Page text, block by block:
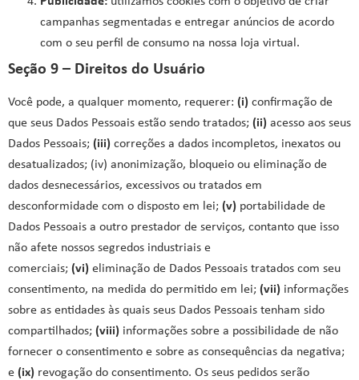
campanhas segmentadas e entregar anúncios de acordo
com o seu perfil de consumo na nossa loja virtual.
Seção 9 – Direitos do Usuário
Você pode, a qualquer momento, requerer: (i) confirmação de
que seus Dados Pessoais estão sendo tratados; (ii) acesso aos seus
Dados Pessoais; (iii) correções a dados incompletos, inexatos ou
desatualizados; (iv) anonimização, bloqueio ou eliminação de
dados desnecessários, excessivos ou tratados em
desconformidade com o disposto em lei; (v) portabilidade de
Dados Pessoais a outro prestador de serviços, contanto que isso
não afete nossos segredos industriais e
comerciais; (vi) eliminação de Dados Pessoais tratados com seu
consentimento, na medida do permitido em lei; (vii) informações
sobre as entidades às quais seus Dados Pessoais tenham sido
compartilhados; (viii) informações sobre a possibilidade de não
fornecer o consentimento e sobre as consequências da negativa;
e (ix) revogação do consentimento. Os seus pedidos serão